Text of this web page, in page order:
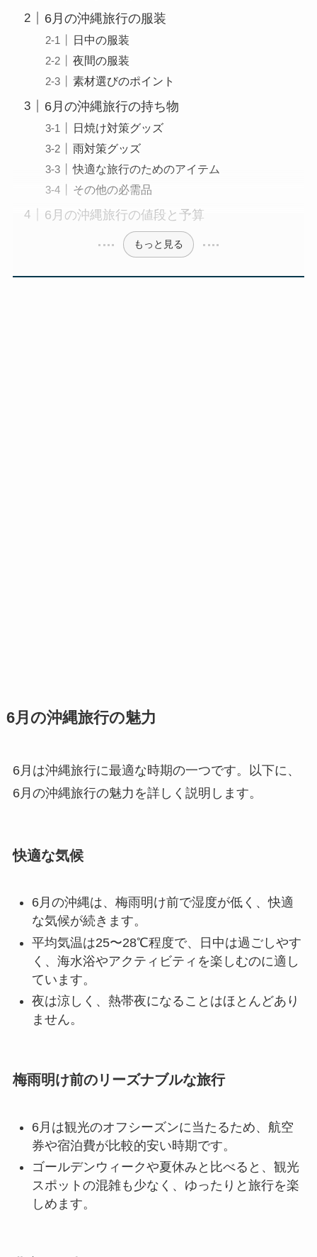
6月の沖縄旅行の服装
日中の服装
夜間の服装
素材選びのポイント
6月の沖縄旅行の持ち物
日焼け対策グッズ
雨対策グッズ
快適な旅行のためのアイテム
その他の必需品
6月の沖縄旅行の値段と予算
もっと見る
6月の沖縄旅行の魅力
6月は沖縄旅行に最適な時期の一つです。以下に、
6月の沖縄旅行の魅力を詳しく説明します。
快適な気候
6月の沖縄は、梅雨明け前で湿度が低く、快適
な気候が続きます。
平均気温は25〜28℃程度で、日中は過ごしやす
く、海水浴やアクティビティを楽しむのに適し
ています。
夜は涼しく、熱帯夜になることはほとんどあり
ません。
梅雨明け前のリーズナブルな旅行
6月は観光のオフシーズンに当たるため、航空
券や宿泊費が比較的安い時期です。
ゴールデンウィークや夏休みと比べると、観光
スポットの混雑も少なく、ゆったりと旅行を楽
しめます。